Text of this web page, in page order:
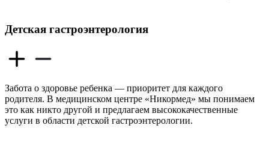
Детская гастроэнтерология
Забота о здоровье ребенка — приоритет для каждого
родителя. В медицинском центре «Никормед» мы понимаем
это как никто другой и предлагаем высококачественные
услуги в области детской гастроэнтерологии.